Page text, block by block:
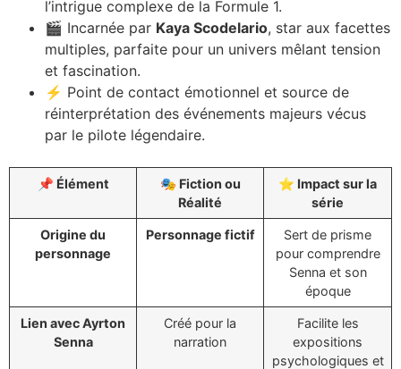
l’intrigue complexe de la Formule 1.
🎬 Incarnée par Kaya Scodelario, star aux facettes
multiples, parfaite pour un univers mêlant tension
et fascination.
⚡ Point de contact émotionnel et source de
réinterprétation des événements majeurs vécus
par le pilote légendaire.
📌 Élément
🎭 Fiction ou
Réalité
⭐ Impact sur la
série
Origine du
personnage
Personnage fictif
Sert de prisme
pour comprendre
Senna et son
époque
Lien avec Ayrton
Senna
Créé pour la
narration
Facilite les
expositions
psychologiques et